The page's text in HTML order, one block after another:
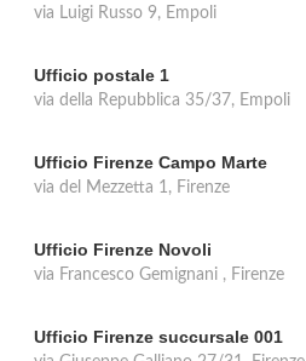
via Luigi Russo 9, Empoli
Ufficio postale 1
via della Repubblica 35/37, Empoli
Ufficio Firenze Campo Marte
via del Mezzetta 1, Firenze
Ufficio Firenze Novoli
via Francesco Gemignani , Firenze
Ufficio Firenze succursale 001